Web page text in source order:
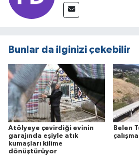
Bunlar da ilginizi çekebilir
Atölyeye çevirdiği evinin
garajında eşiyle atık
kumaşları kilime
dönüştürüyor
Belen